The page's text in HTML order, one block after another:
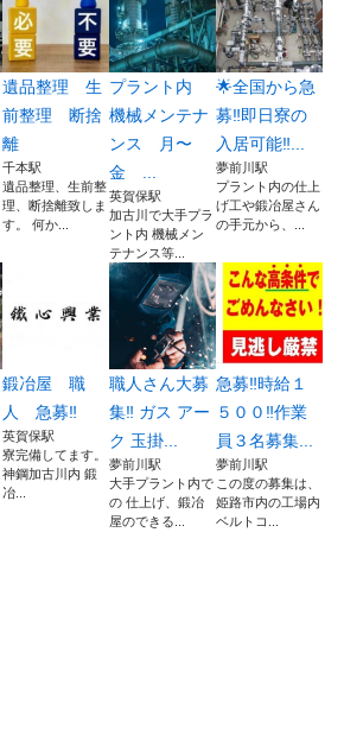
遺品整理 生
前整理 断捨
離
千本駅
遺品整理、生前整
理、断捨離致しま
す。 何か...
プラント内
機械メンテナ
ンス 月〜
金 ...
英賀保駅
加古川で大手プラ
ント内 機械メン
テナンス等...
🌟全国から急
募‼️即日寮の
入居可能‼...
夢前川駅
プラント内の仕上
げ工や鍛冶屋さん
の手元から、...
鍛冶屋 職
人 急募‼︎
英賀保駅
寮完備してます。
神鋼加古川内 鍛
冶...
職人さん大募
集‼️ ガス アー
ク 玉掛...
夢前川駅
大手プラント内で
の 仕上げ、鍛冶
屋のできる...
急募‼️時給１
５００‼️作業
員３名募集...
夢前川駅
この度の募集は、
姫路市内の工場内
ベルトコ...